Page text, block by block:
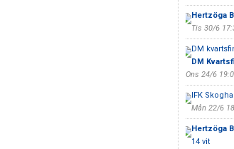
Hertzöga
Tis 30/6
DM
DM
Ons 24/6
IFK
Mån 22/6
Hertzöga
14 vit